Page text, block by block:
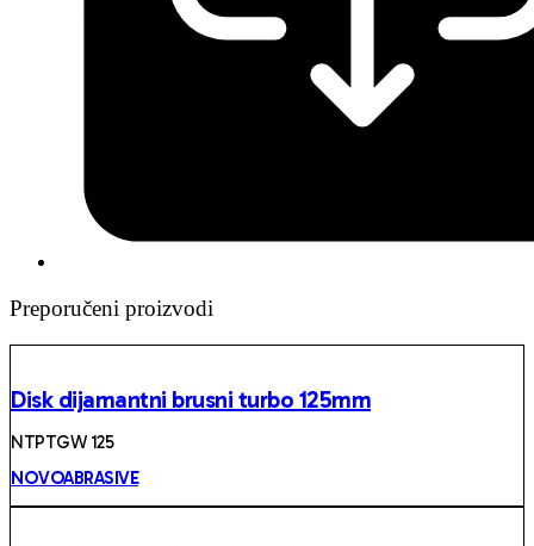
Preporučeni proizvodi
Disk dijamantni brusni turbo 125mm
NTPTGW 125
NOVOABRASIVE